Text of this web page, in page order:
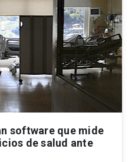
software que mide
de salud ante